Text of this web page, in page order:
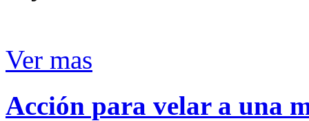
Ver mas
Acción para velar a una